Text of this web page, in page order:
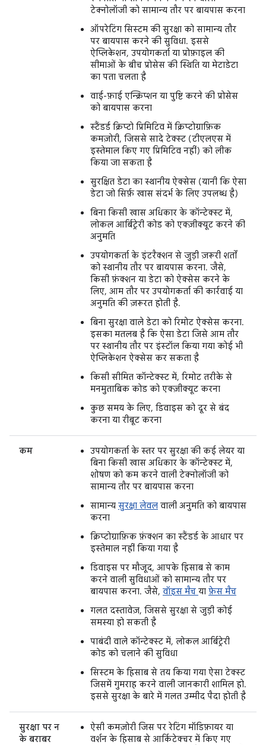
टेक्नोलॉजी को सामान्य तौर पर बायपास करना
ऑपरेटिंग सिस्टम की सुरक्षा को सामान्य तौर
पर बायपास करने की सुविधा. इससे
ऐप्लिकेशन, उपयोगकर्ता या प्रोफ़ाइल की
सीमाओं के बीच प्रोसेस की स्थिति या मेटाडेटा
का पता चलता है
वाई-फ़ाई एन्क्रिप्शन या पुष्टि करने की प्रोसेस
को बायपास करना
स्टैंडर्ड क्रिप्टो प्रिमिटिव में क्रिप्टोग्राफ़िक
कमज़ोरी, जिससे सादे टेक्स्ट (टीएलएस में
इस्तेमाल किए गए प्रिमिटिव नहीं) को लीक
किया जा सकता है
सुरक्षित डेटा का स्थानीय ऐक्सेस (यानी कि ऐसा
डेटा जो सिर्फ़ खास संदर्भ के लिए उपलब्ध है)
बिना किसी खास अधिकार के कॉन्टेक्स्ट में,
लोकल आर्बिट्रेरी कोड को एक्ज़ीक्यूट करने की
अनुमति
उपयोगकर्ता के इंटरैक्शन से जुड़ी ज़रूरी शर्तों
को स्थानीय तौर पर बायपास करना. जैसे,
किसी फ़ंक्शन या डेटा को ऐक्सेस करने के
लिए, आम तौर पर उपयोगकर्ता की कार्रवाई या
अनुमति की ज़रूरत होती है.
बिना सुरक्षा वाले डेटा को रिमोट ऐक्सेस करना.
इसका मतलब है कि ऐसा डेटा जिसे आम तौर
पर स्थानीय तौर पर इंस्टॉल किया गया कोई भी
ऐप्लिकेशन ऐक्सेस कर सकता है
किसी सीमित कॉन्टेक्स्ट में, रिमोट तरीके से
मनमुताबिक कोड को एक्ज़ीक्यूट करना
कुछ समय के लिए, डिवाइस को दूर से बंद
करना या रीबूट करना
कम
उपयोगकर्ता के स्तर पर सुरक्षा की कई लेयर या
बिना किसी खास अधिकार के कॉन्टेक्स्ट में,
शोषण को कम करने वाली टेक्नोलॉजी को
सामान्य तौर पर बायपास करना
सामान्य सुरक्षा लेवल वाली अनुमति को बायपास
करना
क्रिप्टोग्राफ़िक फ़ंक्शन का स्टैंडर्ड के आधार पर
इस्तेमाल नहीं किया गया है
डिवाइस पर मौजूद, आपके हिसाब से काम
करने वाली सुविधाओं को सामान्य तौर पर
बायपास करना. जैसे, वॉइस मैच या फ़ेस मैच
गलत दस्तावेज़, जिससे सुरक्षा से जुड़ी कोई
समस्या हो सकती है
पाबंदी वाले कॉन्टेक्स्ट में, लोकल आर्बिट्रेरी
कोड को चलाने की सुविधा
सिस्टम के हिसाब से तय किया गया ऐसा टेक्स्ट
जिसमें गुमराह करने वाली जानकारी शामिल हो.
इससे सुरक्षा के बारे में गलत उम्मीद पैदा होती है
सुरक्षा पर न
के बराबर
ऐसी कमज़ोरी जिस पर रेटिंग मॉडिफ़ायर या
वर्शन के हिसाब से आर्किटेक्चर में किए गए